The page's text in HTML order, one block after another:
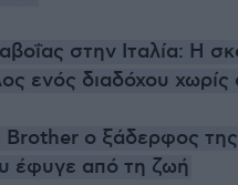
στην Ιταλία: Η
ενός διαδόχου χωρίς
ο ξάδερφος
έφυγε από τη ζωή